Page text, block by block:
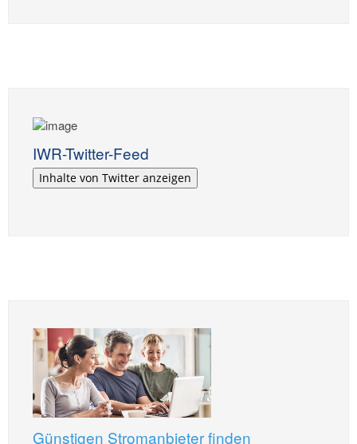
IWR-Twitter-Feed
Inhalte von Twitter anzeigen
Günstigen Stromanbieter finden